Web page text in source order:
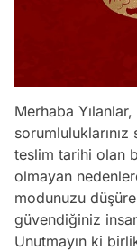
Merhaba
teslim tarihi olan
olmayan
modunuzu
güvendiğiniz
Unutmayın ki